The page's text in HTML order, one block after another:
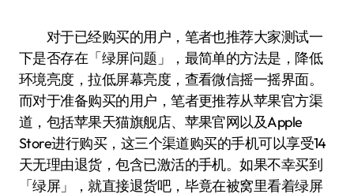
对于已经购买的用户，笔者也推荐大家测试一
下是否存在「绿屏问题」，最简单的方法是，降低
环境亮度，拉低屏幕亮度，查看微信摇一摇界面。
而对于准备购买的用户，笔者更推荐从苹果官方渠
道，包括苹果天猫旗舰店、苹果官网以及Apple
Store进行购买，这三个渠道购买的手机可以享受14
天无理由退货，包含已激活的手机。如果不幸买到
「绿屏」，就直接退货吧，毕竟在被窝里看着绿屏